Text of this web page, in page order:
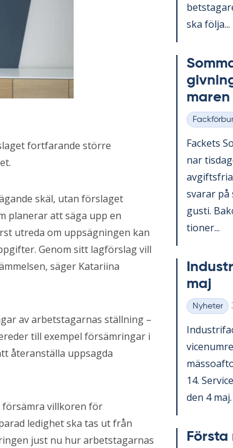
fortfarande större
skäl, utan förslaget
planerar att säga upp en
utreda om uppsägningen kan
Genom sitt lagförslag vill
säger Katariina
av arbetstagarnas ställning –
till exempel försämringar i
återanställa uppsagda
försämra villkoren för
ledighet ska tas ut från
just nu hur arbetstagarnas
ska följa...
ma­ren
Kategorier
Fac­kets
nar
sva­rar
gusti.
tio­ner...
maj
Kategorier
Nyheter
14.
den 4